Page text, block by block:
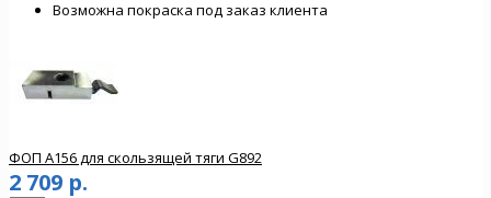
Возможна покраска под заказ клиента
ФОП A156 для скользящей тяги G892
2 709 р.